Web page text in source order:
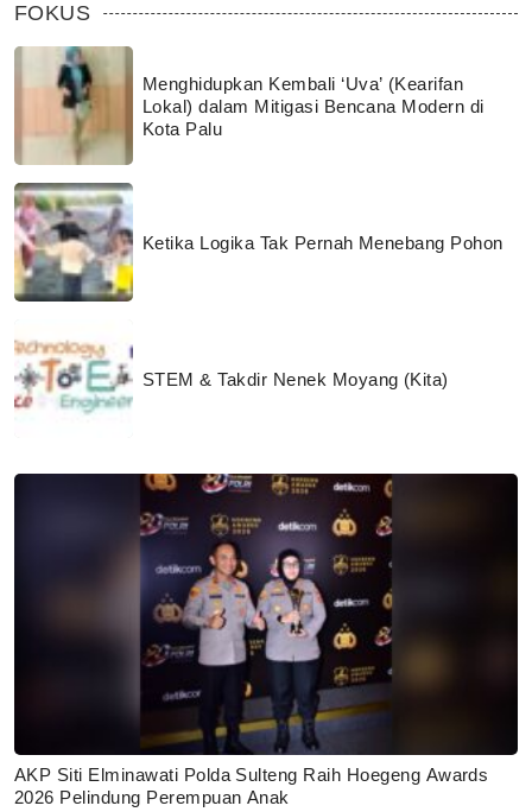
FOKUS
Menghidupkan Kembali ‘Uva’ (Kearifan
Lokal) dalam Mitigasi Bencana Modern di
Kota Palu
Ketika Logika Tak Pernah Menebang Pohon
STEM & Takdir Nenek Moyang (Kita)
AKP Siti Elminawati Polda Sulteng Raih Hoegeng Awards
2026 Pelindung Perempuan Anak